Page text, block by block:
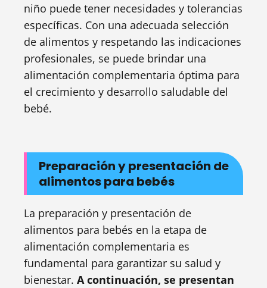
niño puede tener necesidades y tolerancias
específicas. Con una adecuada selección
de alimentos y respetando las indicaciones
profesionales, se puede brindar una
alimentación complementaria óptima para
el crecimiento y desarrollo saludable del
bebé.
Preparación y presentación de
alimentos para bebés
La preparación y presentación de
alimentos para bebés en la etapa de
alimentación complementaria es
fundamental para garantizar su salud y
bienestar. A continuación, se presentan